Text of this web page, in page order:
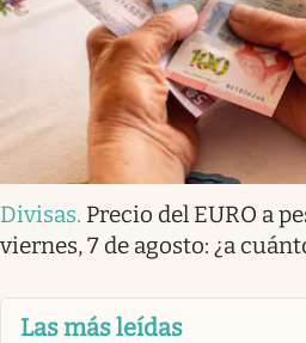
Divisas. Precio del EURO a
viernes, 7 de agosto: ¿a
Las más leídas